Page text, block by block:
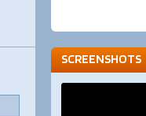
SCREENSHOTS